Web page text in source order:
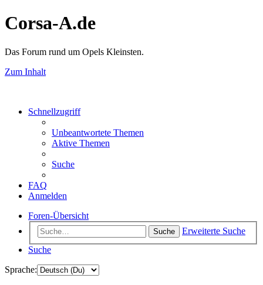
Corsa-A.de
Das Forum rund um Opels Kleinsten.
Zum Inhalt
Schnellzugriff
Unbeantwortete Themen
Aktive Themen
Suche
FAQ
Anmelden
Foren-Übersicht
Suche
Erweiterte Suche
Suche
Sprache: